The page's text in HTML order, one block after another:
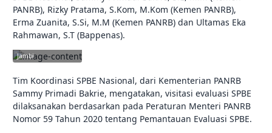
PANRB), Rizky Pratama, S.Kom, M.Kom (Kemen PANRB),
Erma Zuanita, S.Si, M.M (Kemen PANRB) dan Ultamas Eka
Rahmawan, S.T (Bappenas).
jambikota.go.id |
Jambi
Tim Koordinasi SPBE Nasional, dari Kementerian PANRB
Sammy Primadi Bakrie, mengatakan, visitasi evaluasi SPBE
dilaksanakan berdasarkan pada Peraturan Menteri PANRB
Nomor 59 Tahun 2020 tentang Pemantauan Evaluasi SPBE.